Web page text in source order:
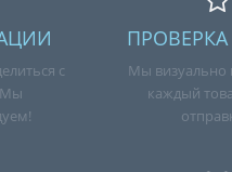
с
Мы
Мы визуально
каждый